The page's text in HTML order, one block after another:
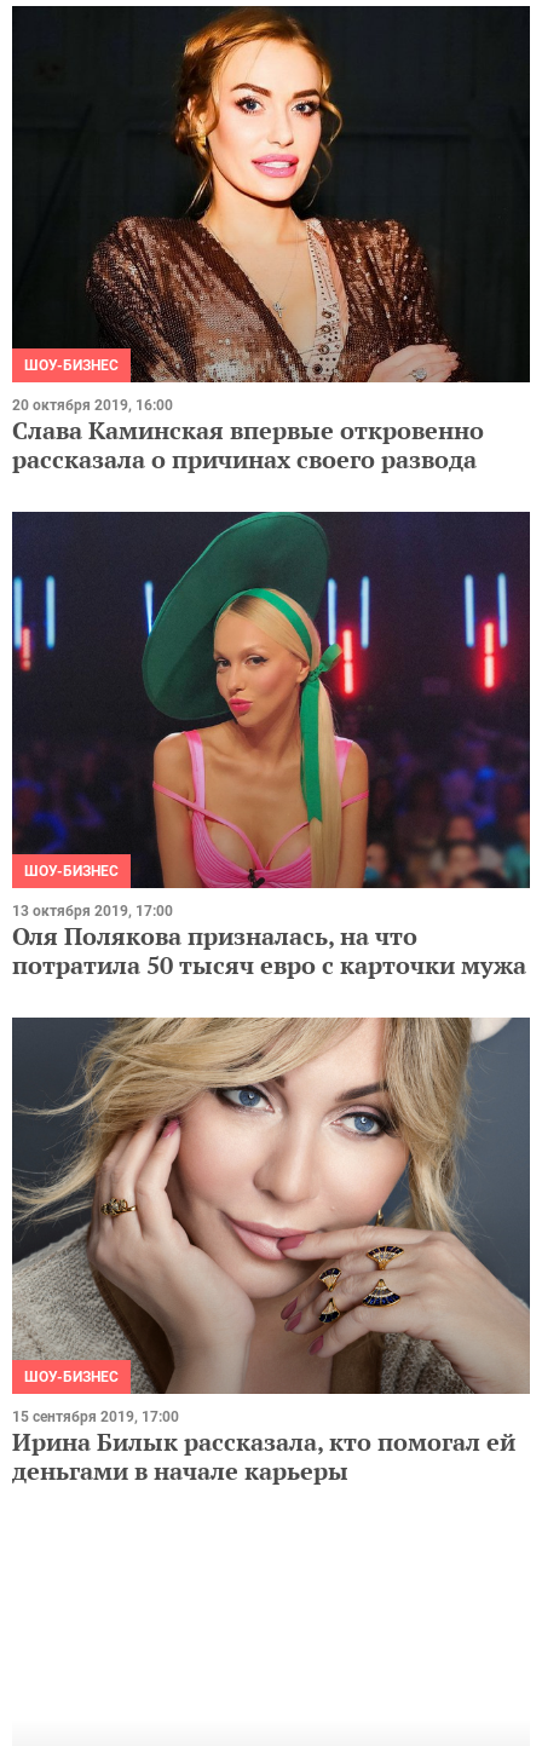
ШОУ-БИЗНЕС
20 октября 2019, 16:00
Слава Каминская впервые откровенно
рассказала о причинах своего развода
ШОУ-БИЗНЕС
13 октября 2019, 17:00
Оля Полякова призналась, на что
потратила 50 тысяч евро с карточки мужа
ШОУ-БИЗНЕС
15 сентября 2019, 17:00
Ирина Билык рассказала, кто помогал ей
деньгами в начале карьеры